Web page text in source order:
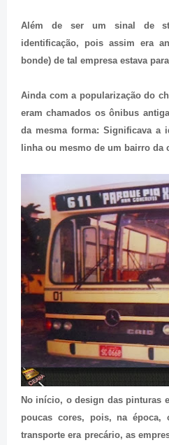
Além de ser um sinal de
identificação, pois assim era
bonde) de tal empresa estava
Ainda com a popularização do
eram chamados os ônibus
da mesma forma: Significava a
linha ou mesmo de um bairro da
No início, o design das pinturas
poucas cores, pois, na
transporte era precário, as